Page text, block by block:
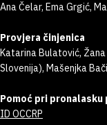
Ana Čelar, Ema Grgić,
Provjera činjenica
Katarina Bulatović,
Slovenija), Mašenjka
Pomoć pri pronalasku
ID OCCRP